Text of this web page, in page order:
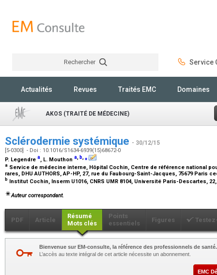
Rechercher Service
Actualités Revues Traités EMC Domaines
AKOS (TRAITÉ DE MÉDECINE)
Sclérodermie systémique - 30/12/15
[5-0300] - Doi : 10.1016/S1634-6939(15)68672-0
P. Legendre a, L. Mouthon a, b,⁎
a Service de médecine interne, Hôpital Cochin, Centre de référence national
rares, DHU AUTHORS, AP-HP, 27, rue du Faubourg-Saint-Jacques, 75679 Paris
b Institut Cochin, Inserm U1016, CNRS UMR 8104, Université Paris-Descartes,
Auteur correspondant.
PDF Article
Résumé
Mots clés
Points
essentiels
Figures
Bienvenue sur EM-consulte, la référence des professionnels de santé.
L’accès au texte intégral de cet article nécessite un abonnement.
EMC